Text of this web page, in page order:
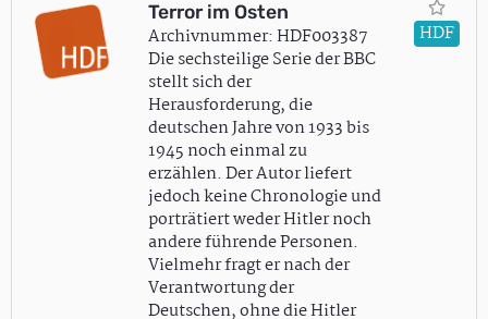
Terror im Osten
Archivnummer: HDF003387
Die sechsteilige Serie der BBC
stellt sich der
Herausforderung, die
deutschen Jahre von 1933 bis
1945 noch einmal zu
erzählen. Der Autor liefert
jedoch keine Chronologie und
porträtiert weder Hitler noch
andere führende Personen.
Vielmehr fragt er nach der
Verantwortung der
Deutschen, ohne die Hitler
HDF